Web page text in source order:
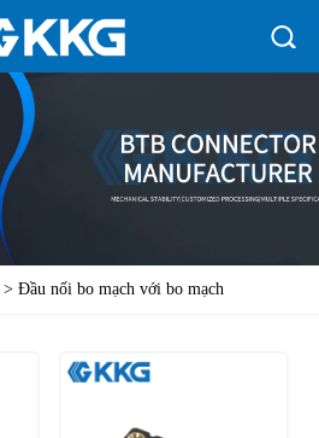
> Đầu nối bo mạch với bo mạch